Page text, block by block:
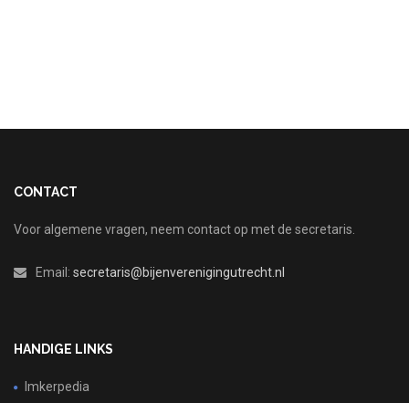
CONTACT
Voor algemene vragen, neem contact op met de secretaris.
Email: secretaris@bijenverenigingutrecht.nl
HANDIGE LINKS
Imkerpedia